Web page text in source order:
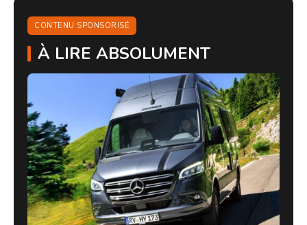
CONTENU SPONSORISÉ
À LIRE ABSOLUMENT